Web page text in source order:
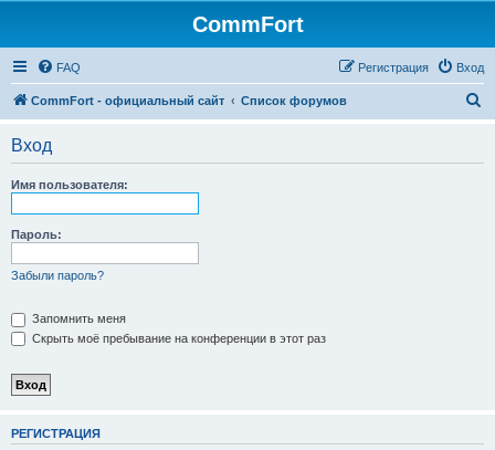
CommFort
FAQ Вход
Регистрация
CommFort - официальный сайт Список форумов
Вход
Имя пользователя:
Пароль:
Забыли пароль?
Запомнить меня
Скрыть моё пребывание на конференции в этот раз
РЕГИСТРАЦИЯ